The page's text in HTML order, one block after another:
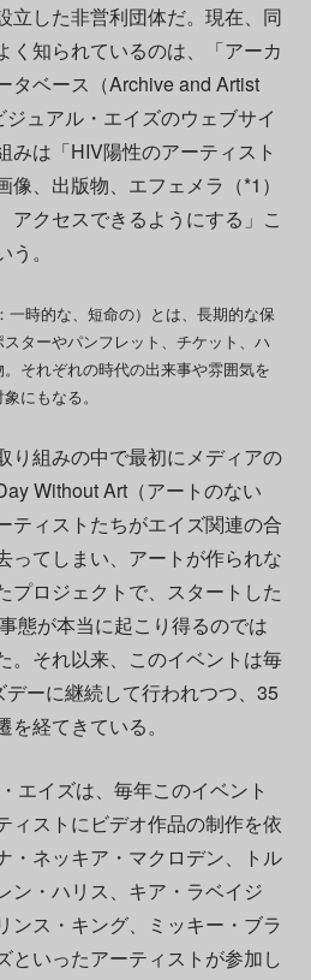
立した非営利団体だ。現在、同
く知られているのは、「アーカ
タベース（Archive and Artist
ュアル・エイズのウェブサイ
みは「HIV陽性のアーティスト
、出版物、エフェメラ（*1）
アクセスできるようにする」こ
。
時的な、短命の）とは、長期的な保
ターやパンフレット、チケット、ハ
それぞれの時代の出来事や雰囲気を
にもなる。
り組みの中で最初にメディアの
Without Art（アートのない
ティストたちがエイズ関連の合
ってしまい、アートが作られな
プロジェクトで、スタートした
態が本当に起こり得るのでは
。それ以来、このイベントは毎
ーに継続して行われつつ、35
経てきている。
エイズは、毎年このイベント
ィストにビデオ作品の制作を依
・ネッキア・マクロデン、トル
ン・ハリス、キア・ラベイジ
ンス・キング、ミッキー・ブラ
といったアーティストが参加し